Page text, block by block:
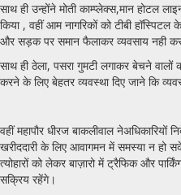
साथ ही उन्होंने मोती काम्प्लेक्स,मान होटल
किया , वहीं आम नागरिकों को टीबी हॉस्पिटल
और सड़क पर समान फैलाकर व्यवसाय नही
साथ ही ठेला, पसरा गुमटी लगाकर बेचने
करने के लिए बेहतर व्यवस्था दिए जाने कि
वहीं महापौर धीरज बाकलीवाल नेअधिकारियों
खरीददारी के लिए आवागमन में समस्या न हो
त्योहारों को लेकर बाज़ारो में ट्रैफिक और
सक्रिय रहेंगे।